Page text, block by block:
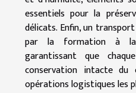
essentiels pour la
délicats. Enfin, un
par la formation à la
garantissant que
conservation intacte du
opérations logistiques les